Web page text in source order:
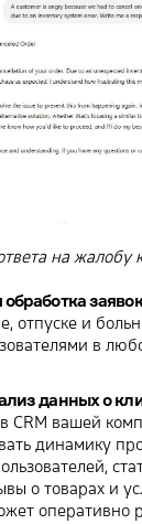
на жалобу
отпуске и
в
данных о
CRM вашей
динамику
о товарах и
оперативно